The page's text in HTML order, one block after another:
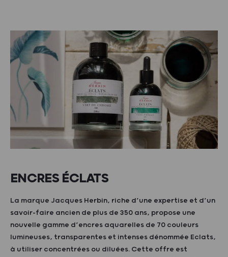
ENCRES ÉCLATS
La marque Jacques Herbin, riche d’une expertise et d’un
savoir-faire ancien de plus de 350 ans, propose une
nouvelle gamme d’encres aquarelles de 70 couleurs
lumineuses, transparentes et intenses dénommée Eclats,
à utiliser concentrées ou diluées. Cette offre est